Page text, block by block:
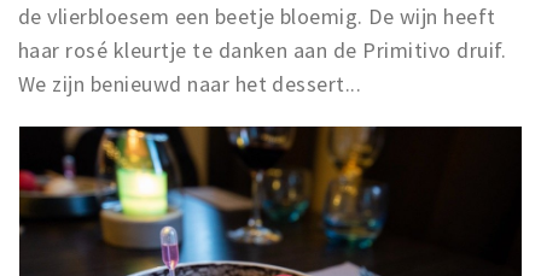
de vlierbloesem een beetje bloemig. De wijn heeft
haar rosé kleurtje te danken aan de Primitivo druif.
We zijn benieuwd naar het dessert...